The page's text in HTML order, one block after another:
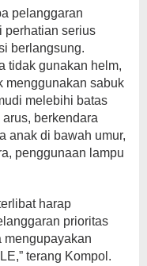
pelanggaran
perhatian serius
berlangsung.
tidak gunakan helm,
menggunakan sabuk
melebihi batas
berkendara
anak di bawah umur,
penggunaan lampu
harap
prioritas
mengupayakan
terang Kompol.